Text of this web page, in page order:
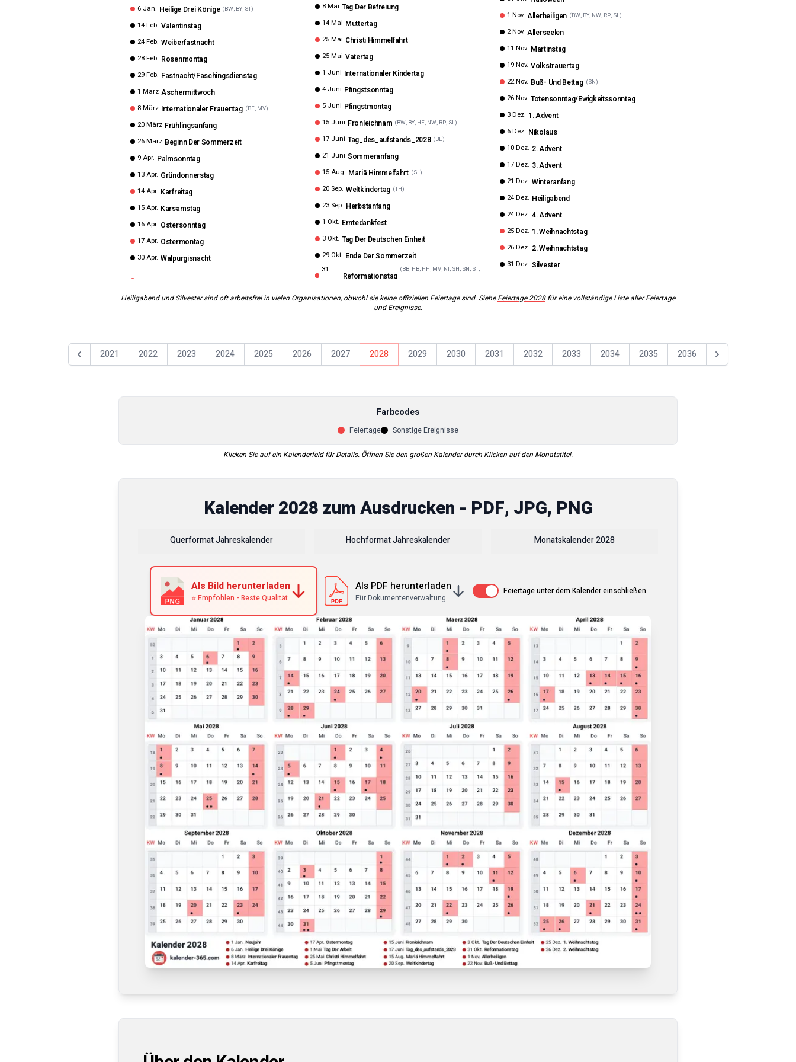
6 Jan. Heilige Drei Könige (BW, BY, ST)
14 Feb. Valentinstag
24 Feb. Weiberfastnacht
28 Feb. Rosenmontag
29 Feb. Fastnacht/Faschingsdienstag
1 März Aschermittwoch
8 März Internationaler Frauentag (BE, MV)
20 März Frühlingsanfang
26 März Beginn Der Sommerzeit
9 Apr. Palmsonntag
13 Apr. Gründonnerstag
14 Apr. Karfreitag
15 Apr. Karsamstag
16 Apr. Ostersonntag
17 Apr. Ostermontag
30 Apr. Walpurgisnacht
8 Mai Tag Der Befreiung
14 Mai Muttertag
25 Mai Christi Himmelfahrt
25 Mai Vatertag
1 Juni Internationaler Kindertag
4 Juni Pfingstsonntag
5 Juni Pfingstmontag
15 Juni Fronleichnam (BW, BY, HE, NW, RP, SL)
17 Juni Tag_des_aufstands_2028 (BE)
21 Juni Sommeranfang
15 Aug. Mariä Himmelfahrt (SL)
20 Sep. Weltkindertag (TH)
23 Sep. Herbstanfang
1 Okt. Erntedankfest
3 Okt. Tag Der Deutschen Einheit
29 Okt. Ende Der Sommerzeit
31
Reformationstag
(BB, HB, HH, MV, NI, SH, SN, ST,
1 Nov. Allerheiligen (BW, BY, NW, RP, SL)
2 Nov. Allerseelen
11 Nov. Martinstag
19 Nov. Volkstrauertag
22 Nov. Buß- Und Bettag (SN)
26 Nov. Totensonntag/Ewigkeitssonntag
3 Dez. 1. Advent
6 Dez. Nikolaus
10 Dez. 2. Advent
17 Dez. 3. Advent
21 Dez. Winteranfang
24 Dez. Heiligabend
24 Dez. 4. Advent
25 Dez. 1. Weihnachtstag
26 Dez. 2. Weihnachtstag
31 Dez. Silvester
Heiligabend und Silvester sind oft arbeitsfrei in vielen Organisationen, obwohl sie keine offiziellen Feiertage sind. Siehe Feiertage2028für eine vollständige Liste aller Feiertage
und Ereignisse.
Föregående år
2021 2022 2023 2024 2025 2026 2027 2028 2029 2030 2031 2032 2033 2034 2035 2036 Nästa år
Farbcodes
Feiertage Sonstige Ereignisse
Klicken Sie auf ein Kalenderfeld für Details. Öffnen Sie den großen Kalender durch Klicken auf den Monatstitel.
Kalender2028zum Ausdrucken - PDF, JPG, PNG
Querformat Jahreskalender Hochformat Jahreskalender Monatskalender2028
Als Bild herunterladen
⭐ Empfohlen - Beste Qualität
Als PDF herunterladen
Für Dokumentenverwaltung Av / PåFeiertage unter dem Kalender einschließen